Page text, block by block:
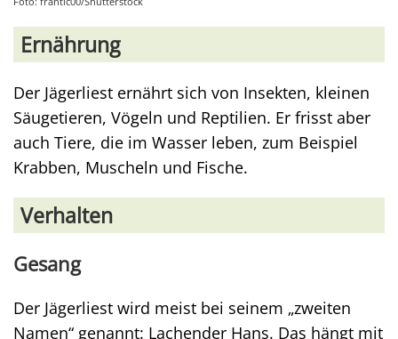
Ernährung
Der Jägerliest ernährt sich von Insekten, kleinen
Säugetieren, Vögeln und Reptilien. Er frisst aber
auch Tiere, die im Wasser leben, zum Beispiel
Krabben, Muscheln und Fische.
Verhalten
Gesang
Der Jägerliest wird meist bei seinem „zweiten
Namen“ genannt: Lachender Hans. Das hängt mit